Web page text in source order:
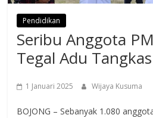
Pendidikan
Seribu Anggota
Tegal Adu
1 Januari 2025 Wijaya Kusuma
BOJONG – Sebanyak 1.080